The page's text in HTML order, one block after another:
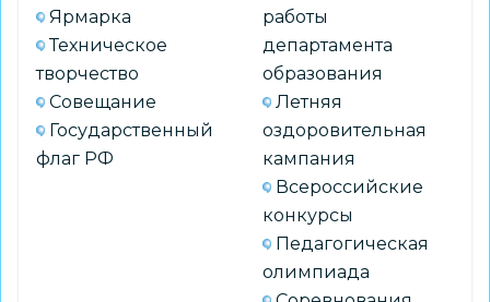
Ярмарка
Техническое
творчество
Совещание
Государственный
флаг РФ
работы
департамента
образования
Летняя
оздоровительная
кампания
Всероссийские
конкурсы
Педагогическая
олимпиада